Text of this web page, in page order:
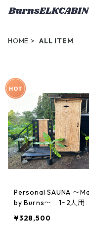
HOME ALL ITEM
Personal SAUNA 〜
by Burns〜 1~2人用
ナルサウナ
¥328,500